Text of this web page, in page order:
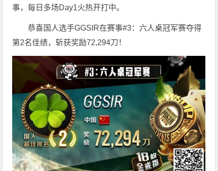
事，每日多场Day1火热开打中。
恭喜国人选手GGSIR在赛事#3：六人桌冠军赛夺得
第2名佳绩，斩获奖励72,294刀！